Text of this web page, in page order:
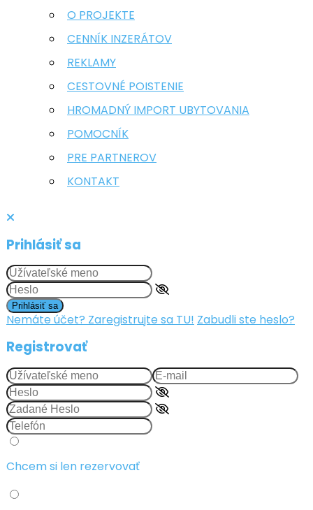
O PROJEKTE
CENNÍK INZERÁTOV
REKLAMY
CESTOVNÉ POISTENIE
HROMADNÝ IMPORT UBYTOVANIA
POMOCNÍK
PRE PARTNEROV
KONTAKT
Prihlásiť sa
Prihlásiť sa
Nemáte účet? Zaregistrujte sa TU! Zabudli ste heslo?
Registrovať
Chcem si len rezervovať